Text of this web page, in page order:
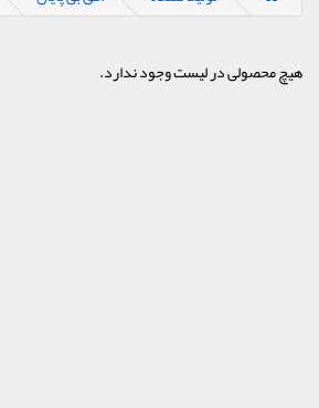
هیچ محصولی در لیست وجود ندارد.